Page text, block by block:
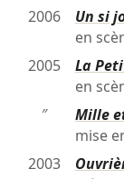
2006
Un si
en
2005
La
en
″
Mille
mise
2003